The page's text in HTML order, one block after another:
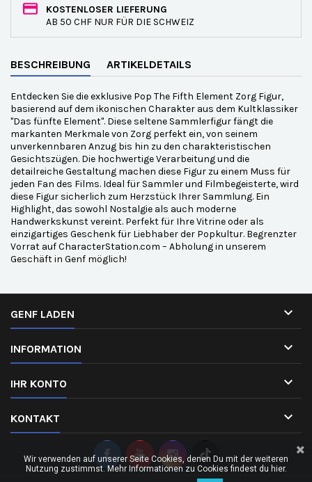
KOSTENLOSER LIEFERUNG
AB 50 CHF NUR FÜR DIE SCHWEIZ
BESCHREIBUNG ARTIKELDETAILS
Entdecken Sie die exklusive Pop The Fifth Element Zorg Figur,
basierend auf dem ikonischen Charakter aus dem Kultklassiker
"Das fünfte Element". Diese seltene Sammlerfigur fängt die
markanten Merkmale von Zorg perfekt ein, von seinem
unverkennbaren Anzug bis hin zu den charakteristischen
Gesichtszügen. Die hochwertige Verarbeitung und die
detailreiche Gestaltung machen diese Figur zu einem Muss für
jeden Fan des Films. Ideal für Sammler und Filmbegeisterte, wird
diese Figur sicherlich zum Herzstück Ihrer Sammlung. Ein
Highlight, das sowohl Nostalgie als auch moderne
Handwerkskunst vereint. Perfekt für Ihre Vitrine oder als
einzigartiges Geschenk für Liebhaber der Popkultur. Begrenzter
Vorrat auf CharacterStation.com – Abholung in unserem
Geschäft in Genf möglich!
GENF LADEN 
INFORMATION 
IHR KONTO 
KONTAKT 
Wir verwenden auf unserer Seite Cookies, denen Du mit der weiteren
Nutzung zustimmst. Mehr Informationen zu Cookies findest du hier.